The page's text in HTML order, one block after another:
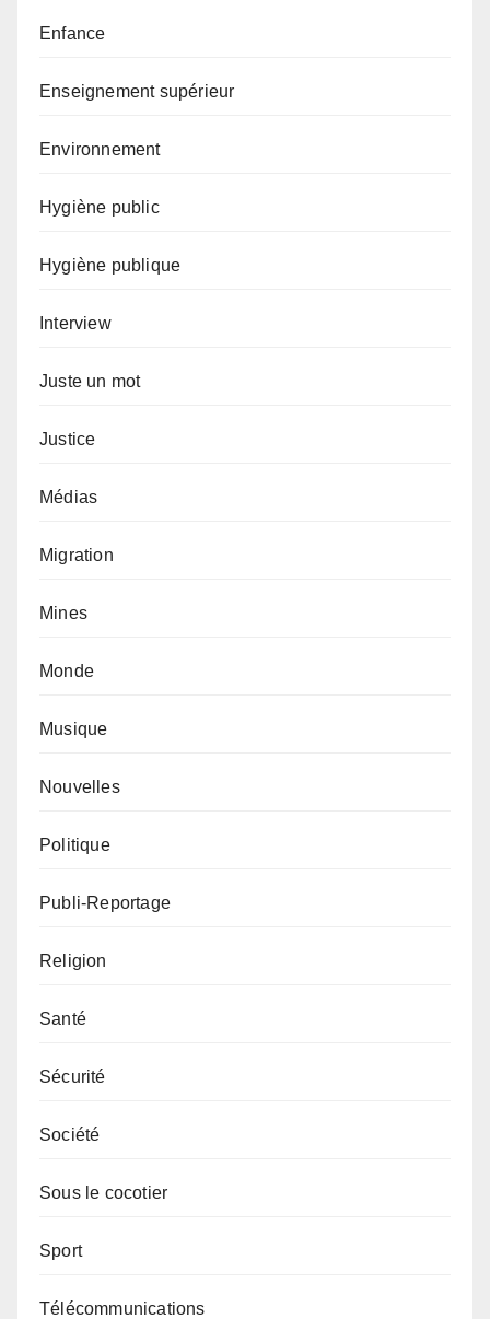
Enfance
Enseignement supérieur
Environnement
Hygiène public
Hygiène publique
Interview
Juste un mot
Justice
Médias
Migration
Mines
Monde
Musique
Nouvelles
Politique
Publi-Reportage
Religion
Santé
Sécurité
Société
Sous le cocotier
Sport
Télécommunications